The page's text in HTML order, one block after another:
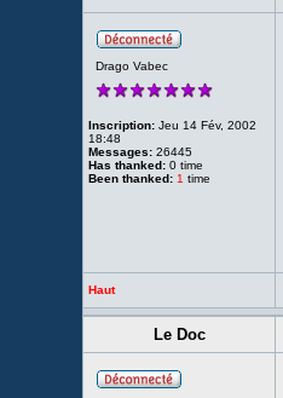
Drago Vabec
Inscription: Jeu 14 Fév, 2002
18:48
Messages: 26445
Has thanked: 0 time
Been thanked: 1 time
Haut
Le Doc